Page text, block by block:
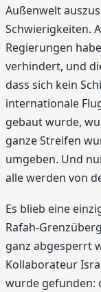
Außenwelt
Schwierigkeiten.
Regierungen
verhindert, und
dass sich kein
internationale
gebaut wurde,
ganze Streifen
umgeben. Und
alle werden von
Es blieb eine
Rafah-
ganz abgesperrt
Kollaborateur
wurde gefunden: